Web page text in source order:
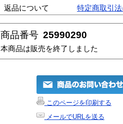
返品について
特定商取引
商品番号 25990290
本商品は販売を終了しました
このページを印刷する
メールでURLを送る